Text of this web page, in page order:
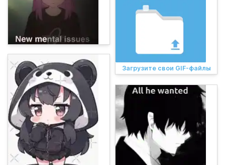
Загрузите свои GIF-файлы